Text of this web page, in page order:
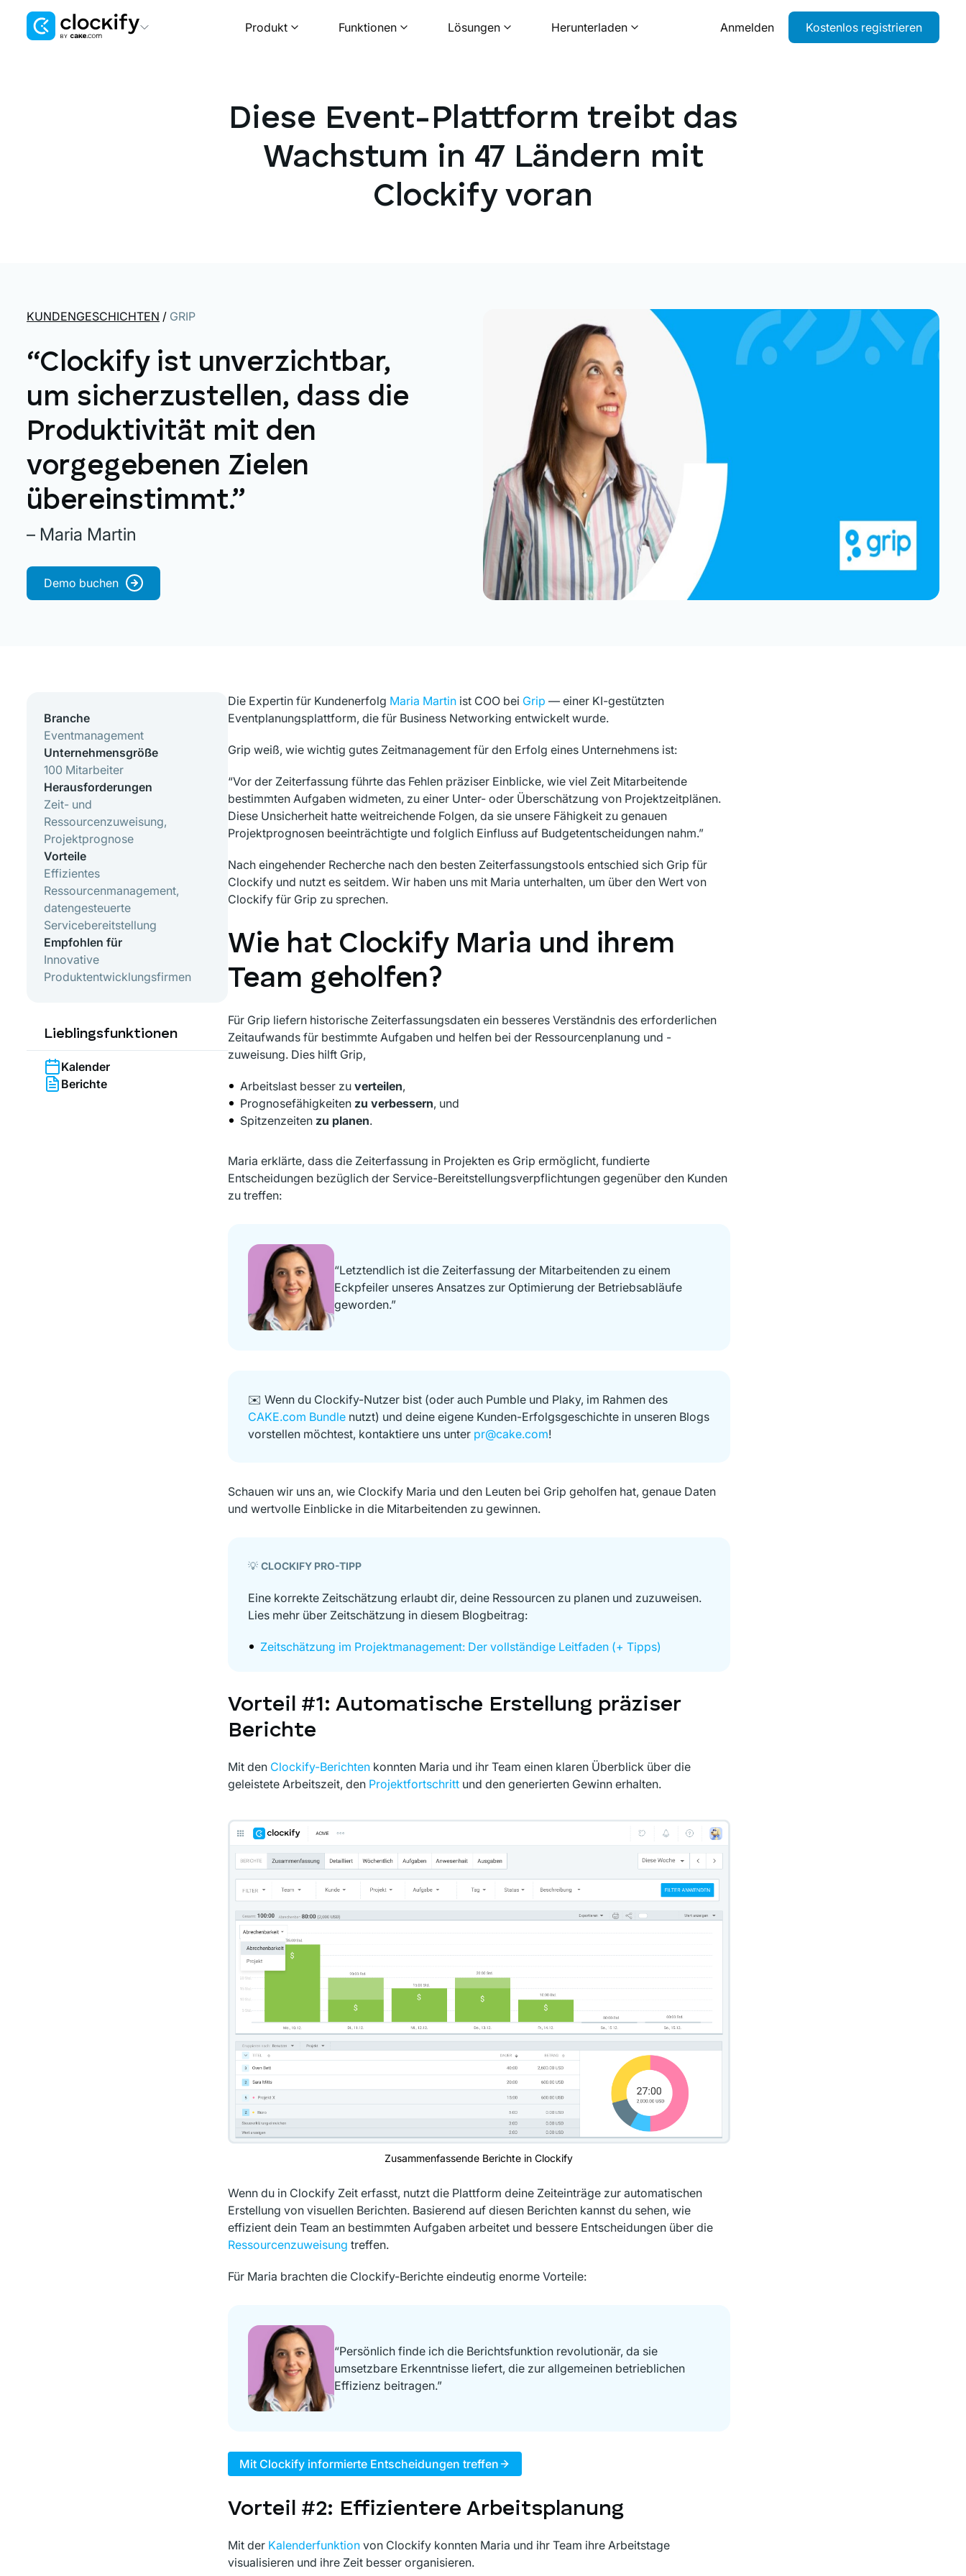
Projekt- und Aufgabenmanagement
Produkt Funktionen Lösungen Herunterladen Anmelden Kostenlos registrieren
Diese Event-Plattform treibt das
Wachstum in 47 Ländern mit
Clockify voran
KUNDENGESCHICHTEN / GRIP
“Clockify ist unverzichtbar,
um sicherzustellen, dass die
Produktivität mit den
vorgegebenen Zielen
übereinstimmt.”
– Maria Martin
Demo buchen
Branche
Eventmanagement
Unternehmensgröße
100 Mitarbeiter
Herausforderungen
Zeit- und
Ressourcenzuweisung,
Projektprognose
Vorteile
Effizientes
Ressourcenmanagement,
datengesteuerte
Servicebereitstellung
Empfohlen für
Innovative
Produktentwicklungsfirmen
Lieblingsfunktionen
Kalender
Berichte
Die Expertin für Kundenerfolg Maria Martin ist COO bei Grip — einer KI-gestützten
Eventplanungsplattform, die für Business Networking entwickelt wurde.
Grip weiß, wie wichtig gutes Zeitmanagement für den Erfolg eines Unternehmens ist:
“Vor der Zeiterfassung führte das Fehlen präziser Einblicke, wie viel Zeit Mitarbeitende
bestimmten Aufgaben widmeten, zu einer Unter- oder Überschätzung von Projektzeitplänen.
Diese Unsicherheit hatte weitreichende Folgen, da sie unsere Fähigkeit zu genauen
Projektprognosen beeinträchtigte und folglich Einfluss auf Budgetentscheidungen nahm.”
Nach eingehender Recherche nach den besten Zeiterfassungstools entschied sich Grip für
Clockify und nutzt es seitdem. Wir haben uns mit Maria unterhalten, um über den Wert von
Clockify für Grip zu sprechen.
Wie hat Clockify Maria und ihrem
Team geholfen?
Für Grip liefern historische Zeiterfassungsdaten ein besseres Verständnis des erforderlichen
Zeitaufwands für bestimmte Aufgaben und helfen bei der Ressourcenplanung und -
zuweisung. Dies hilft Grip,
Arbeitslast besser zu verteilen,
Prognosefähigkeiten zu verbessern, und
Spitzenzeiten zu planen.
Maria erklärte, dass die Zeiterfassung in Projekten es Grip ermöglicht, fundierte
Entscheidungen bezüglich der Service-Bereitstellungsverpflichtungen gegenüber den Kunden
zu treffen:
“Letztendlich ist die Zeiterfassung der Mitarbeitenden zu einem
Eckpfeiler unseres Ansatzes zur Optimierung der Betriebsabläufe
geworden.”
✉️ Wenn du Clockify-Nutzer bist (oder auch Pumble und Plaky, im Rahmen des
CAKE.com Bundle nutzt) und deine eigene Kunden-Erfolgsgeschichte in unseren Blogs
vorstellen möchtest, kontaktiere uns unter pr@cake.com!
Schauen wir uns an, wie Clockify Maria und den Leuten bei Grip geholfen hat, genaue Daten
und wertvolle Einblicke in die Mitarbeitenden zu gewinnen.
💡 CLOCKIFY PRO-TIPP
Eine korrekte Zeitschätzung erlaubt dir, deine Ressourcen zu planen und zuzuweisen.
Lies mehr über Zeitschätzung in diesem Blogbeitrag:
Zeitschätzung im Projektmanagement: Der vollständige Leitfaden (+ Tipps)
Vorteil #1: Automatische Erstellung präziser
Berichte
Mit den Clockify-Berichten konnten Maria und ihr Team einen klaren Überblick über die
geleistete Arbeitszeit, den Projektfortschritt und den generierten Gewinn erhalten.
Zusammenfassende Berichte in Clockify
Wenn du in Clockify Zeit erfasst, nutzt die Plattform deine Zeiteinträge zur automatischen
Erstellung von visuellen Berichten. Basierend auf diesen Berichten kannst du sehen, wie
effizient dein Team an bestimmten Aufgaben arbeitet und bessere Entscheidungen über die
Ressourcenzuweisung treffen.
Für Maria brachten die Clockify-Berichte eindeutig enorme Vorteile:
“Persönlich finde ich die Berichtsfunktion revolutionär, da sie
umsetzbare Erkenntnisse liefert, die zur allgemeinen betrieblichen
Effizienz beitragen.”
Mit Clockify informierte Entscheidungen treffen
Vorteil #2: Effizientere Arbeitsplanung
Mit der Kalenderfunktion von Clockify konnten Maria und ihr Team ihre Arbeitstage
visualisieren und ihre Zeit besser organisieren.